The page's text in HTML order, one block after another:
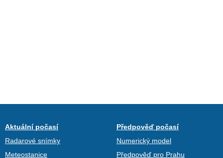
Aktuální počasí
Radarové snímky
Meteostanice
Předpověď počasí
Numerický model
Předpověď pro Prahu